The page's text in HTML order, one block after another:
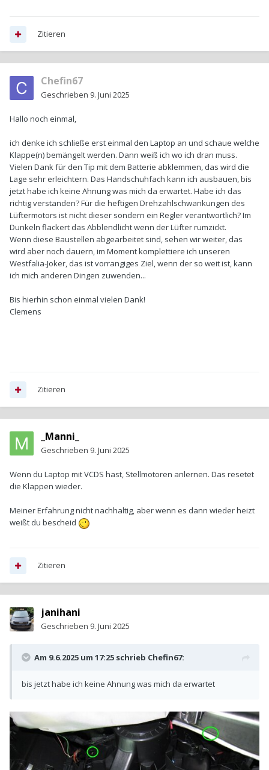
Zitieren
Chefin67
Geschrieben 9. Juni 2025
Hallo noch einmal,
ich denke ich schließe erst einmal den Laptop an und schaue welche
Klappe(n) bemängelt werden. Dann weiß ich wo ich dran muss.
Vielen Dank für den Tip mit dem Batterie abklemmen, das wird die
Lage sehr erleichtern. Das Handschuhfach kann ich ausbauen, bis
jetzt habe ich keine Ahnung was mich da erwartet. Habe ich das
richtig verstanden? Für die heftigen Drehzahlschwankungen des
Lüftermotors ist nicht dieser sondern ein Regler verantwortlich? Im
Dunkeln flackert das Abblendlicht wenn der Lüfter rumzickt.
Wenn diese Baustellen abgearbeitet sind, sehen wir weiter, das
wird aber noch dauern, im Moment komplettiere ich unseren
Westfalia-Joker, das ist vorrangiges Ziel, wenn der so weit ist, kann
ich mich anderen Dingen zuwenden...
Bis hierhin schon einmal vielen Dank!
Clemens
Zitieren
_Manni_
Geschrieben 9. Juni 2025
Wenn du Laptop mit VCDS hast, Stellmotoren anlernen. Das resetet
die Klappen wieder.
Meiner Erfahrung nicht nachhaltig, aber wenn es dann wieder heizt
weißt du bescheid
Zitieren
janihani
Geschrieben 9. Juni 2025
Am 9.6.2025 um 17:25 schrieb Chefin67:
bis jetzt habe ich keine Ahnung was mich da erwartet